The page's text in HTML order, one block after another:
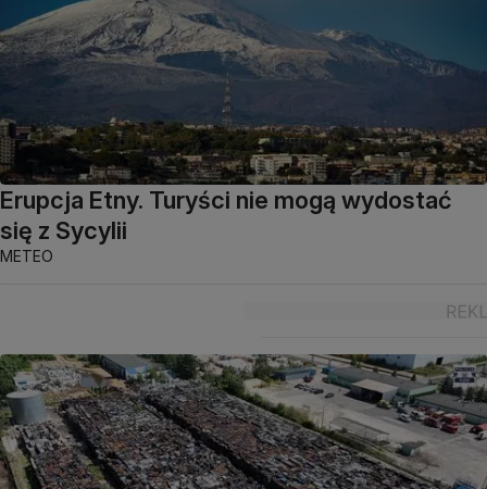
Erupcja Etny. Turyści nie mogą wydostać
się z Sycylii
METEO